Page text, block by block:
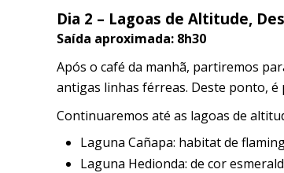
Dia 2 – Lagoas de Altitude,
Saída aproximada: 8h30
Após o café da manhã, partiremos
antigas linhas férreas. Deste ponto, é
Continuaremos até as lagoas de
Laguna Cañapa: habitat de
Laguna Hedionda: de cor